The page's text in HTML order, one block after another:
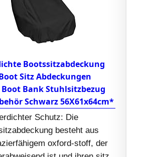
Bootssitzabdeckung
Sitz Abdeckungen
Bank Stuhlsitzbezug
Schwarz 56X61x64cm*
Schutz: Die
besteht aus
oxford-stoff, der